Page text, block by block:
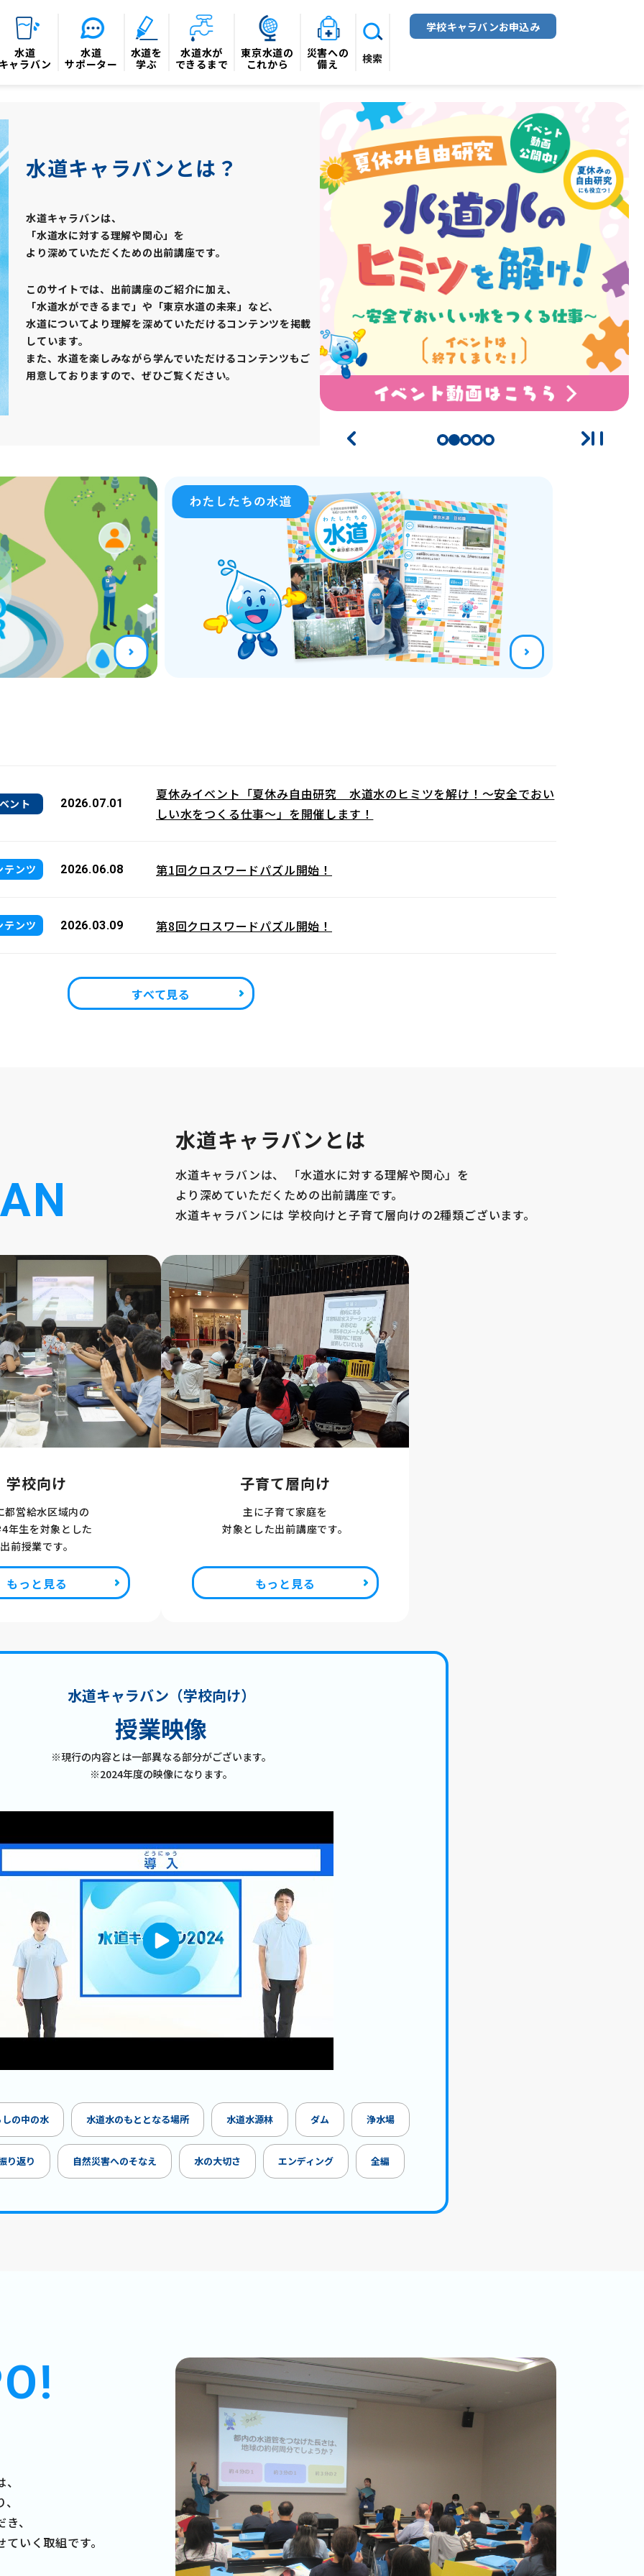
水道
ャラバン
水道
サポーター
水道を
学ぶ
水道水が
できるまで
東京水道の
これから
災害への
備え
検索
学校キャラバンお申込み
水道キャラバンとは？
水道キャラバンは、
「水道水に対する理解や関心」を
より深めていただくための出前講座です。
このサイトでは、出前講座のご紹介に加え、
「水道水ができるまで」や「東京水道の未来」など、
水道についてより理解を深めていただけるコンテンツを掲載
しています。
また、水道を楽しみながら学んでいただけるコンテンツもご
用意しておりますので、ぜひご覧ください。
ント 2026.07.01
夏休みイベント「夏休み自由研究 水道水のヒミツを解け！～安全でおい
しい水をつくる仕事～」を開催します！
テンツ 2026.06.08 第1回クロスワードパズル開始！
テンツ 2026.03.09 第8回クロスワードパズル開始！
すべて見る
水道キャラバンとは
水道キャラバンは、
「水道水に対する理解や関心」を
より深めていただくための出前講座です。
水道キャラバンには学校向けと子育て層向けの2種類ございます。
学校向け
都営給水区域内の
年生を対象とした
出前授業です。
もっと見る
子育て層向け
主に子育て家庭を
対象とした出前講座です。
もっと見る
水道キャラバン（学校向け）
授業映像
※現行の内容とは一部異なる部分がございます。
※2024年度の映像になります。
の中の水 水道水のもととなる場所 水道水源林 ダム 浄水場
り返り 自然災害へのそなえ 水の大切さ エンディング 全編
、
いく取組です。